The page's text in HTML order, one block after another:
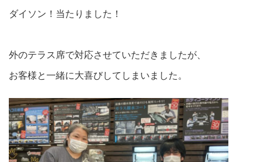
ダイソン！当たりました！
外のテラス席で対応させていただきましたが、
お客様と一緒に大喜びしてしまいました。